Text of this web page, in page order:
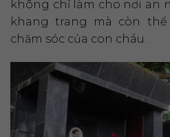
không chỉ làm cho nơi an
khang trang mà còn
chăm sóc của con cháu.